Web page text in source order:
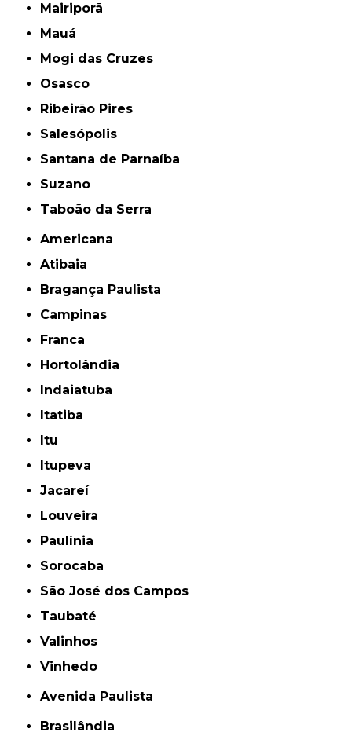
Mairiporã
Mauá
Mogi das Cruzes
Osasco
Ribeirão Pires
Salesópolis
Santana de Parnaíba
Suzano
Taboão da Serra
Americana
Atibaia
Bragança Paulista
Campinas
Franca
Hortolândia
Indaiatuba
Itatiba
Itu
Itupeva
Jacareí
Louveira
Paulínia
Sorocaba
São José dos Campos
Taubaté
Valinhos
Vinhedo
Avenida Paulista
Brasilândia